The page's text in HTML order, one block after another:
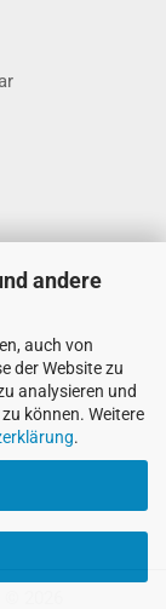
andere
auch von
der Website zu
analysieren und
können. Weitere
.